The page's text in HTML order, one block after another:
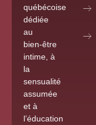
québécoise
dédiée
au
bien-être
intime, à
la
sensualité
assumée
et à
l’éducation